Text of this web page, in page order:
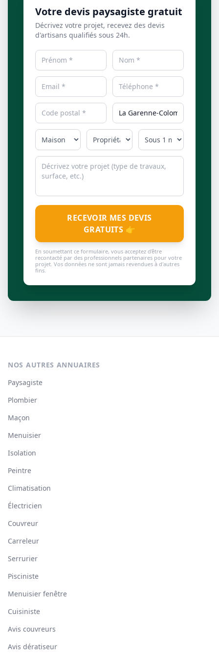
Votre devis paysagiste gratuit
Décrivez votre projet, recevez des devis
d'artisans qualifiés sous 24h.
RECEVOIR MES DEVIS
GRATUITS 👉
En soumettant ce formulaire, vous acceptez d'être
recontacté par des professionnels partenaires pour votre
projet. Vos données ne sont jamais revendues à d'autres
fins.
NOS AUTRES ANNUAIRES
Paysagiste
Plombier
Maçon
Menuisier
Isolation
Peintre
Climatisation
Électricien
Couvreur
Carreleur
Serrurier
Pisciniste
Menuisier fenêtre
Cuisiniste
Avis couvreurs
Avis dératiseur